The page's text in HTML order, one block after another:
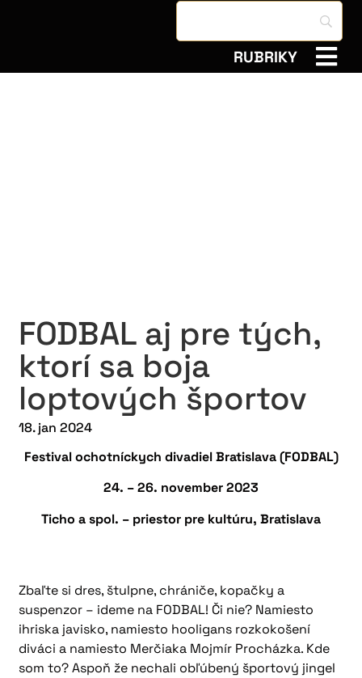
RUBRIKY
FODBAL aj pre tých,
ktorí sa boja
loptových športov
18. jan 2024
Festival ochotníckych divadiel Bratislava (FODBAL)
24. – 26. november 2023
Ticho a spol. – priestor pre kultúru, Bratislava
Zbaľte si dres, štulpne, chrániče, kopačky a
suspenzor – ideme na FODBAL! Či nie? Namiesto
ihriska javisko, namiesto hooligans rozkokošení
diváci a namiesto Merčiaka Mojmír Procházka. Kde
som to? Aspoň že nechali obľúbený športový jingel